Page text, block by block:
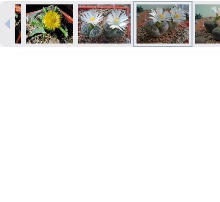
Izdrukas 1h laikā Rīgā – pasūtiet
tiešsaistē
Dažādi formāti un papīra veidi